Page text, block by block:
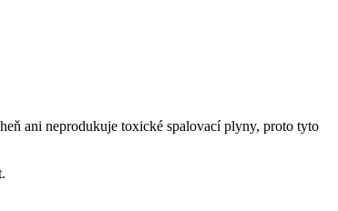
ani neprodukuje toxické spalovací plyny, proto tyto